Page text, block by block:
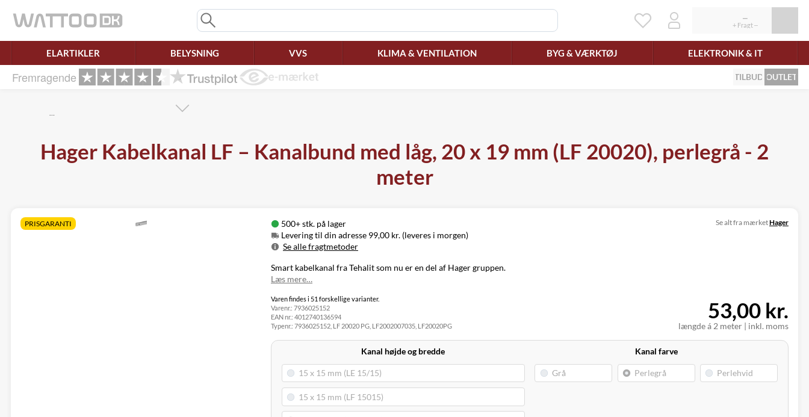
ELARTIKLER BELYSNING VVS KLIMA & VENTILATION BYG & VÆRKTØJ ELEKTRONIK & IT
Fremragende TILBUD OUTLET
…
Hager Kabelkanal LF – Kanalbund med låg, 20 x 19 mm (LF 20020), perlegrå - 2
meter
PRISGARANTI
500+ stk. på lager
Levering til din adresse 99,00 kr. (leveres i morgen)
Se alle fragtmetoder
Metode
Pris
Leveres
Levering til
Click&Collect
i Svenstrup
(9230)
Se alt fra mærketHager
Smart kabelkanal fra Tehalit som nu er en del af Hager gruppen.
Læs mere…
Varen findes i 51 forskellige varianter.
Varenr.: 7936025152
EAN nr.: 4012740136594
Typenr.: 7936025152, LF 20020 PG, LF2002007035, LF20020PG længde á 2 meter| inkl. moms
53,00 kr.
Kanal højde og bredde Kanal farve
Ret samtykke!